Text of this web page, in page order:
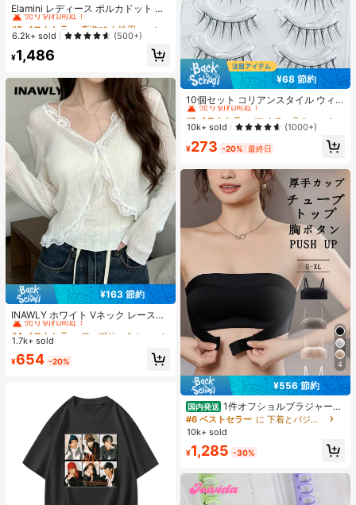
Elamini レディース ポルカドット パ
ッチワーク レーストリム 配色 ウエ
スト ショートスリーブ トップス 夏
用
売り切れ間近！
#2 ベストセラー
売り切れ間近！
#2 ベストセラー
売り切れ間近！
#2 ベストセラー
売り切れ間近！
6.2k+ sold (500+)
¥1,486
¥163 節約
INAWLY ホワイト Vネック レースト
リム UVカット カバーアップ レディ
ース 夏用 薄手 キャミソール カバー
#4 ベストセラー
ファブリック レディーストップス
売り切れ間近！
#4 ベストセラー
売り切れ間近！
#4 ベストセラー
売り切れ間近！
#4 ベストセラー
ファブリック レディーストップス
1.7k+ sold
¥654 -20%
¥68 節約
10個セット コリアンスタイル ウィ
スピー 細い つけまつげ 自己接着式
アイライナー付き、透明感と際立つ
外観
#1 ベストセラー
に ナチュラル つけまつげ
売り切れ間近！
#1 ベストセラー
売り切れ間近！
#1 ベストセラー
売り切れ間近！
#1 ベストセラー
売り切れ間近！
10k+ sold (1000+)
¥273 -20% 最終日
4
¥556 節約
国内発送 1件オフショルブラジャー、
小胸用アップチューブトップ、 オフ
ショルインナー 、脇高 谷間メイク下
ャー
#6 ベストセラー
に 下着とパジャマ
10k+ sold
¥1,285 -30%